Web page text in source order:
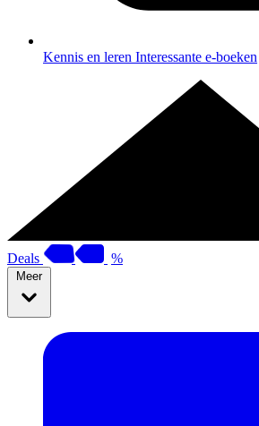
Kennis en leren Interessante e-boeken
Deals %
Meer